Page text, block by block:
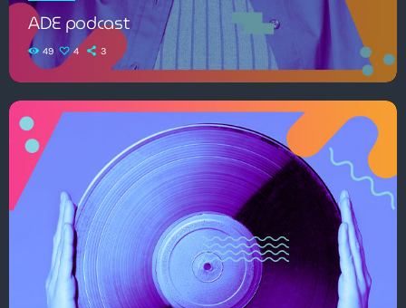
ADE podcast
49 4 3